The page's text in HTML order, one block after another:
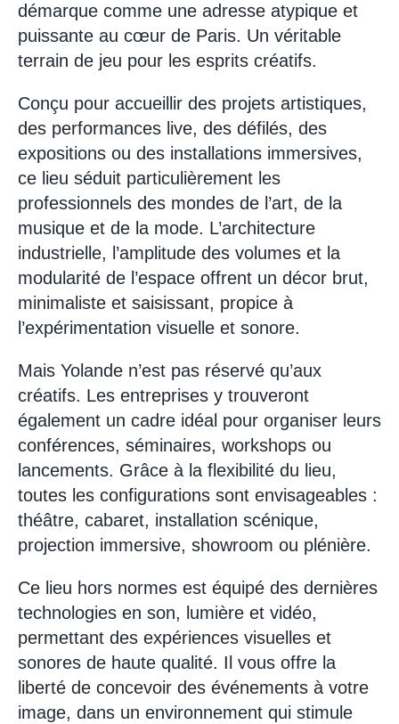
démarque comme une adresse atypique et
puissante au cœur de Paris. Un véritable
terrain de jeu pour les esprits créatifs.
Conçu pour accueillir des projets artistiques,
des performances live, des défilés, des
expositions ou des installations immersives,
ce lieu séduit particulièrement les
professionnels des mondes de l’art, de la
musique et de la mode. L’architecture
industrielle, l’amplitude des volumes et la
modularité de l’espace offrent un décor brut,
minimaliste et saisissant, propice à
l’expérimentation visuelle et sonore.
Mais Yolande n’est pas réservé qu’aux
créatifs. Les entreprises y trouveront
également un cadre idéal pour organiser leurs
conférences, séminaires, workshops ou
lancements. Grâce à la flexibilité du lieu,
toutes les configurations sont envisageables :
théâtre, cabaret, installation scénique,
projection immersive, showroom ou plénière.
Ce lieu hors normes est équipé des dernières
technologies en son, lumière et vidéo,
permettant des expériences visuelles et
sonores de haute qualité. Il vous offre la
liberté de concevoir des événements à votre
image, dans un environnement qui stimule